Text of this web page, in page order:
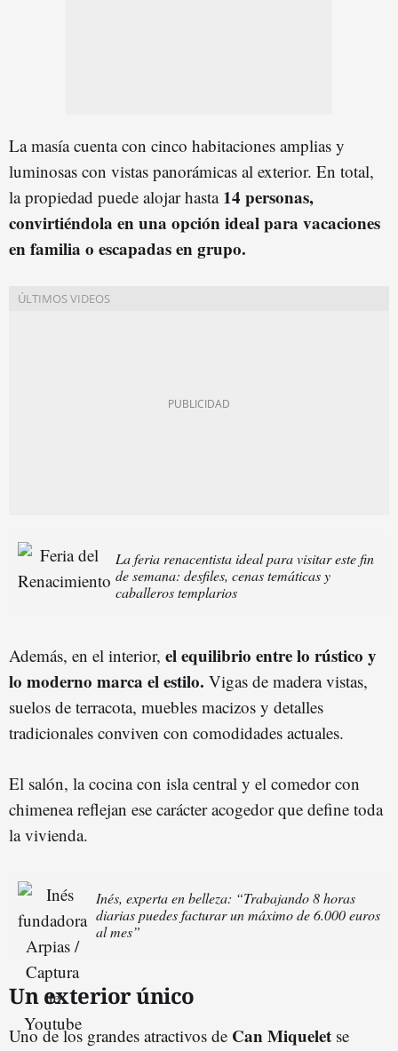
La masía cuenta con cinco habitaciones amplias y
luminosas con vistas panorámicas al exterior. En total,
la propiedad puede alojar hasta14 personas,
convirtiéndola en una opción ideal para vacaciones
en familia o escapadas en grupo.
La feria renacentista ideal para visitar este fin
de semana: desfiles, cenas temáticas y
caballeros templarios
Además, en el interior, el equilibrio entre lo rústico y
lo moderno marca el estilo. Vigas de madera vistas,
suelos de terracota, muebles macizos y detalles
tradicionales conviven con comodidades actuales.
El salón, la cocina con isla central y el comedor con
chimenea reflejan ese carácter acogedor que define toda
la vivienda.
Inés, experta en belleza: “Trabajando 8 horas
diarias puedes facturar un máximo de 6.000 euros
al mes”
Un exterior único
Uno de los grandes atractivos de Can Miquelet se